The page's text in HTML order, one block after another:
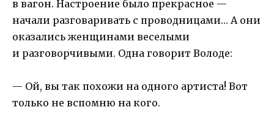
в вагон. Настроение было прекрасное —
начали разговаривать с проводницами… А они
оказались женщинами веселыми
и разговорчивыми. Одна говорит Володе:
— Ой, вы так похожи на одного артиста! Вот
только не вспомню на кого.